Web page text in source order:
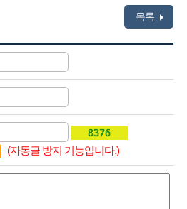
목록
(자동글 방지 기능입니다.)